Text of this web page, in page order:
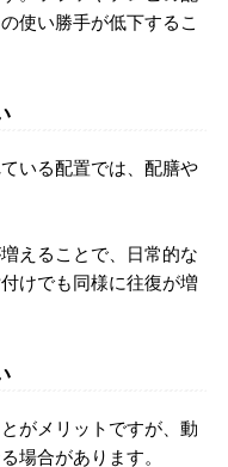
使い勝手が低下するこ
いる配置では、配膳や
えることで、日常的な
けでも同様に往復が増
がメリットですが、動
場合があります。